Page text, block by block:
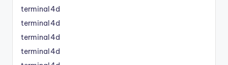
terminal4d
terminal4d
terminal4d
terminal4d